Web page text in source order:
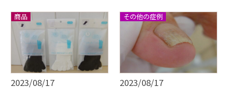
商品
2023/08/17
その他の症例
2023/08/17